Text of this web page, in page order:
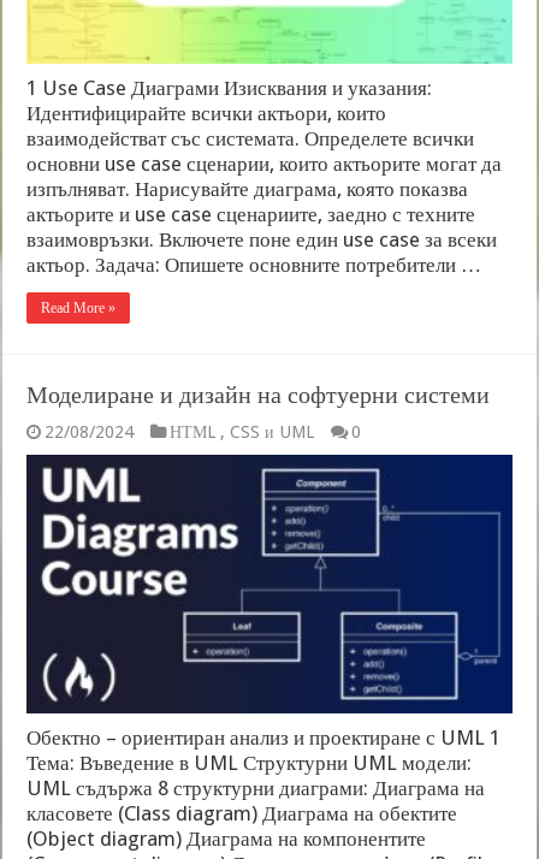
1 Use Case Диаграми Изисквания и указания:
Идентифицирайте всички актьори, които
взаимодействат със системата. Определете всички
основни use case сценарии, които актьорите могат да
изпълняват. Нарисувайте диаграма, която показва
актьорите и use case сценариите, заедно с техните
взаимовръзки. Включете поне един use case за всеки
актьор. Задача: Опишете основните потребители …
Read More »
Моделиране и дизайн на софтуерни системи
22/08/2024 НТМL , CSS и UML 0
Обектно – ориентиран анализ и проектиране с UML 1
Тема: Въведение в UML Структурни UML модели:
UML съдържа 8 структурни диаграми: Диаграма на
класовете (Class diagram) Диаграма на обектите
(Object diagram) Диаграма на компонентите